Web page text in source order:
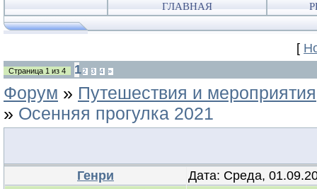
ГЛАВНАЯ
[
Страница 1 из 4 1 2 3 4 »
Форум » Путешествия и мероприятия
» Осенняя прогулка 2021
Генри Дата: Среда,